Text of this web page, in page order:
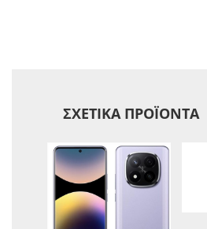
ΣΧΕΤΙΚΆ ΠΡΟΪΌΝΤΑ